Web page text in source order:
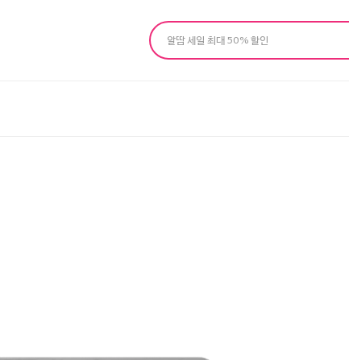
알땀 세일 최대 50% 할인